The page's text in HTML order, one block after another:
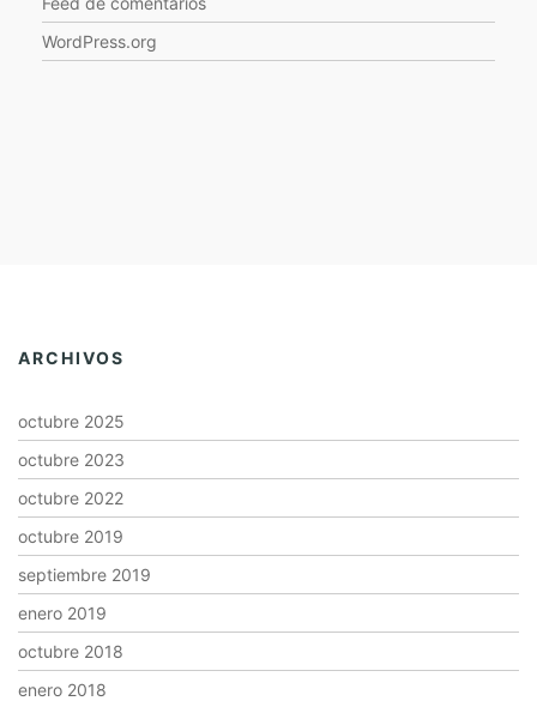
WordPress.org
ARCHIVOS
octubre 2025
octubre 2023
octubre 2022
octubre 2019
septiembre 2019
enero 2019
octubre 2018
enero 2018